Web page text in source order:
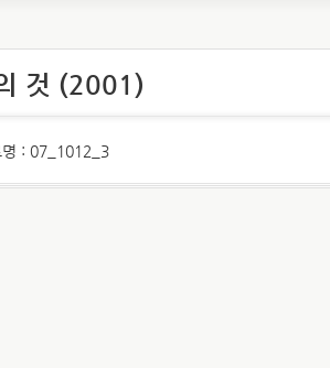
것 (2001)
명 : 07_1012_3